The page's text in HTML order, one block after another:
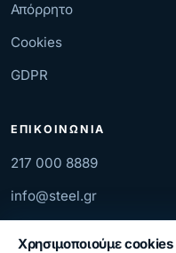
Απόρρητο
Cookies
GDPR
ΕΠΙΚΟΙΝΩΝΊΑ
217 000 8889
info@steel.gr
Χρησιμοποιούμε cookies